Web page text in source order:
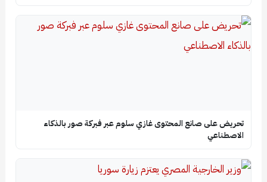
تحريض على صانع المحتوى غازي سلوم عبر فبركة صور بالذكاء
الاصطناعي